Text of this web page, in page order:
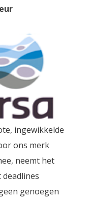
ingewikkelde
ons merk
neemt het
genoegen